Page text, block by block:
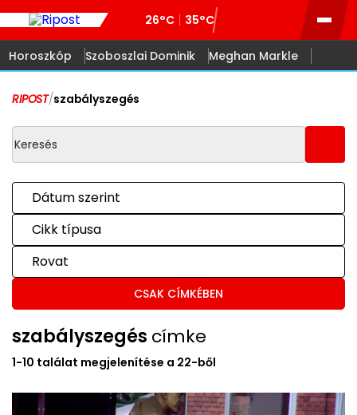
26°C 35°C
Horoszkóp Szoboszlai Dominik Meghan Markle
RIPOST/szabályszegés
Dátum szerint
Cikk típusa
Rovat
CSAK CÍMKÉBEN
szabályszegés címke
1-10 találat megjelenítése a 22-ből